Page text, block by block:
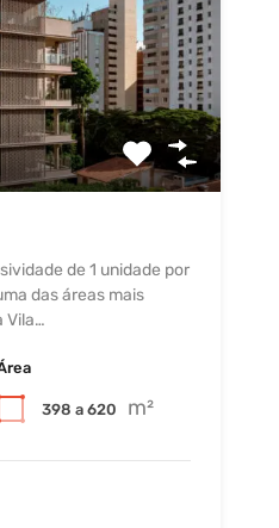
de 1 unidade por
das áreas mais
Vila…
398 a 620 m²